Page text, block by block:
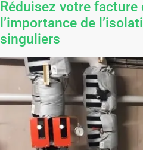
Réduisez votre facture
l’importance de
singuliers